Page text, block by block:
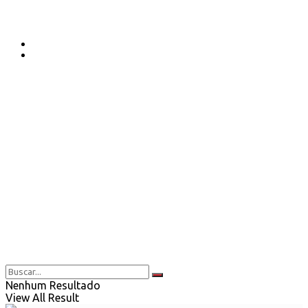
Nenhum Resultado
View All Result